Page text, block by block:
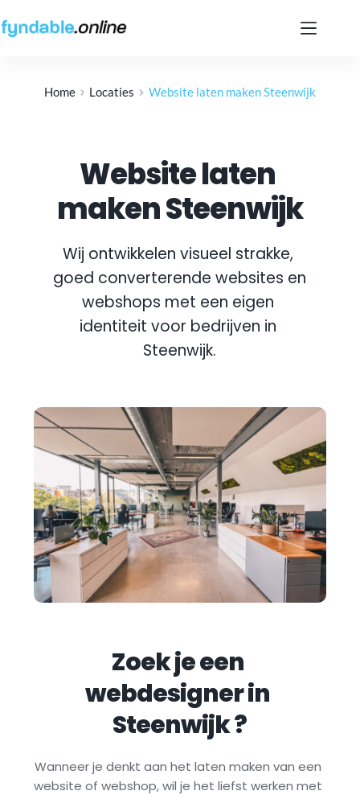
naar
de
Home Locaties Website laten maken Steenwijk
Website laten
maken Steenwijk
Wij ontwikkelen visueel strakke,
goed converterende websites en
webshops met een eigen
Steenwijk.
Zoek je een
Steenwijk ?
Wanneer je denkt aan het laten maken van een
website of webshop, wil je het liefst werken met